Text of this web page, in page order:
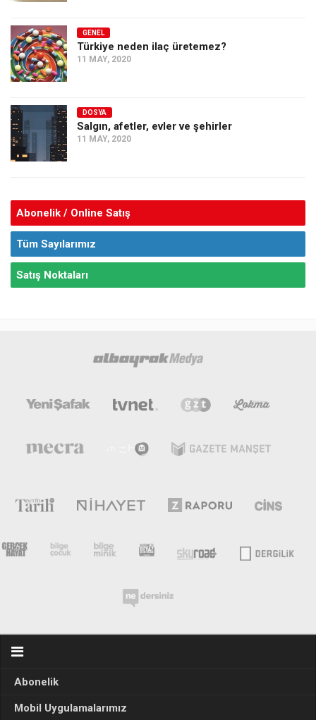
GENEL
Türkiye neden ilaç üretemez?
11 MAY, 2020
DOSYA
Salgın, afetler, evler ve şehirler
11 MAY, 2020
Abonelik / Online Satış
Tüm Sayılarımız
Satış Noktaları
Abonelik
Mobil Uygulamalarımız